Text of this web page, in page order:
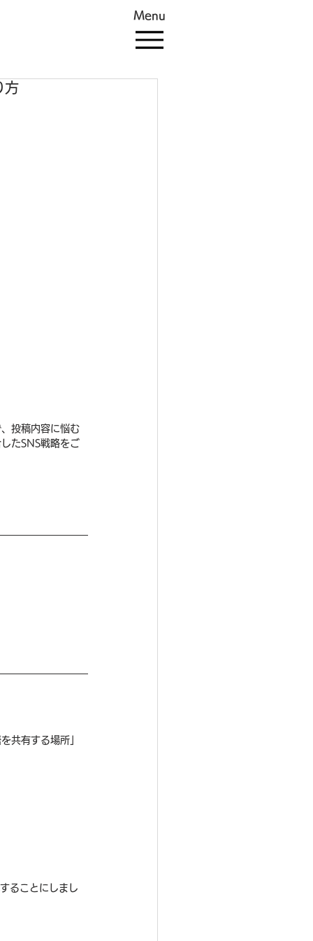
Menu
方
投稿内容に悩む
たSNS戦略をご
共有する場所」
ることにしまし